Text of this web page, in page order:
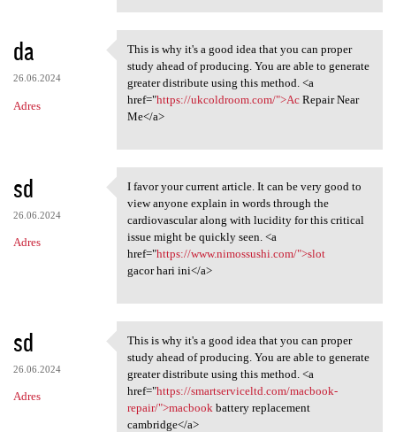
da
26.06.2024
Adres
This is why it's a good idea
This is why it's a good idea that you can proper
study ahead of producing. You are able to generate
greater distribute using this method. <a
href="https://ukcoldroom.com/">AcRepair Near
Me</a>
sd
26.06.2024
Adres
I favor your current article.
I favor your current article. It can be very good to
view anyone explain in words through the
cardiovascular along with lucidity for this critical
issue might be quickly seen. <a
href="https://www.nimossushi.com/">slot
gacor hari ini</a>
sd
26.06.2024
Adres
This is why it's a good idea
This is why it's a good idea that you can proper
study ahead of producing. You are able to generate
greater distribute using this method. <a
href="https://smartserviceltd.com/macbook-
repair/">macbook battery replacement
cambridge</a>